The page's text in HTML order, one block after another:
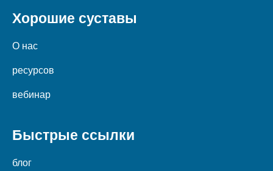
Хорошие суставы
О нас
ресурсов
вебинар
Быстрые ссылки
блог